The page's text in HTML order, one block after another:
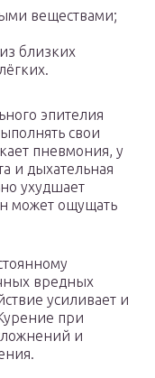
веществами;
близких
эпителия
свои
пневмония, у
и дыхательная
ухудшает
может ощущать
вредных
усиливает и
при
и